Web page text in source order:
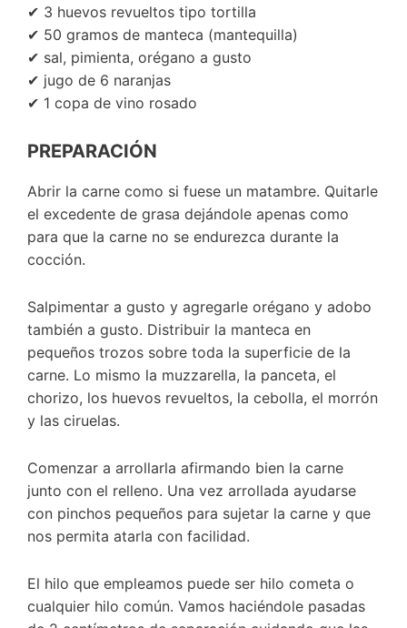
✔ 3 huevos revueltos tipo tortilla
✔ 50 gramos de manteca (mantequilla)
✔ sal, pimienta, orégano a gusto
✔ jugo de 6 naranjas
✔ 1 copa de vino rosado
PREPARACIÓN
Abrir la carne como si fuese un matambre. Quitarle
el excedente de grasa dejándole apenas como
para que la carne no se endurezca durante la
cocción.
Salpimentar a gusto y agregarle orégano y adobo
también a gusto. Distribuir la manteca en
pequeños trozos sobre toda la superficie de la
carne. Lo mismo la muzzarella, la panceta, el
chorizo, los huevos revueltos, la cebolla, el morrón
y las ciruelas.
Comenzar a arrollarla afirmando bien la carne
junto con el relleno. Una vez arrollada ayudarse
con pinchos pequeños para sujetar la carne y que
nos permita atarla con facilidad.
El hilo que empleamos puede ser hilo cometa o
cualquier hilo común. Vamos haciéndole pasadas